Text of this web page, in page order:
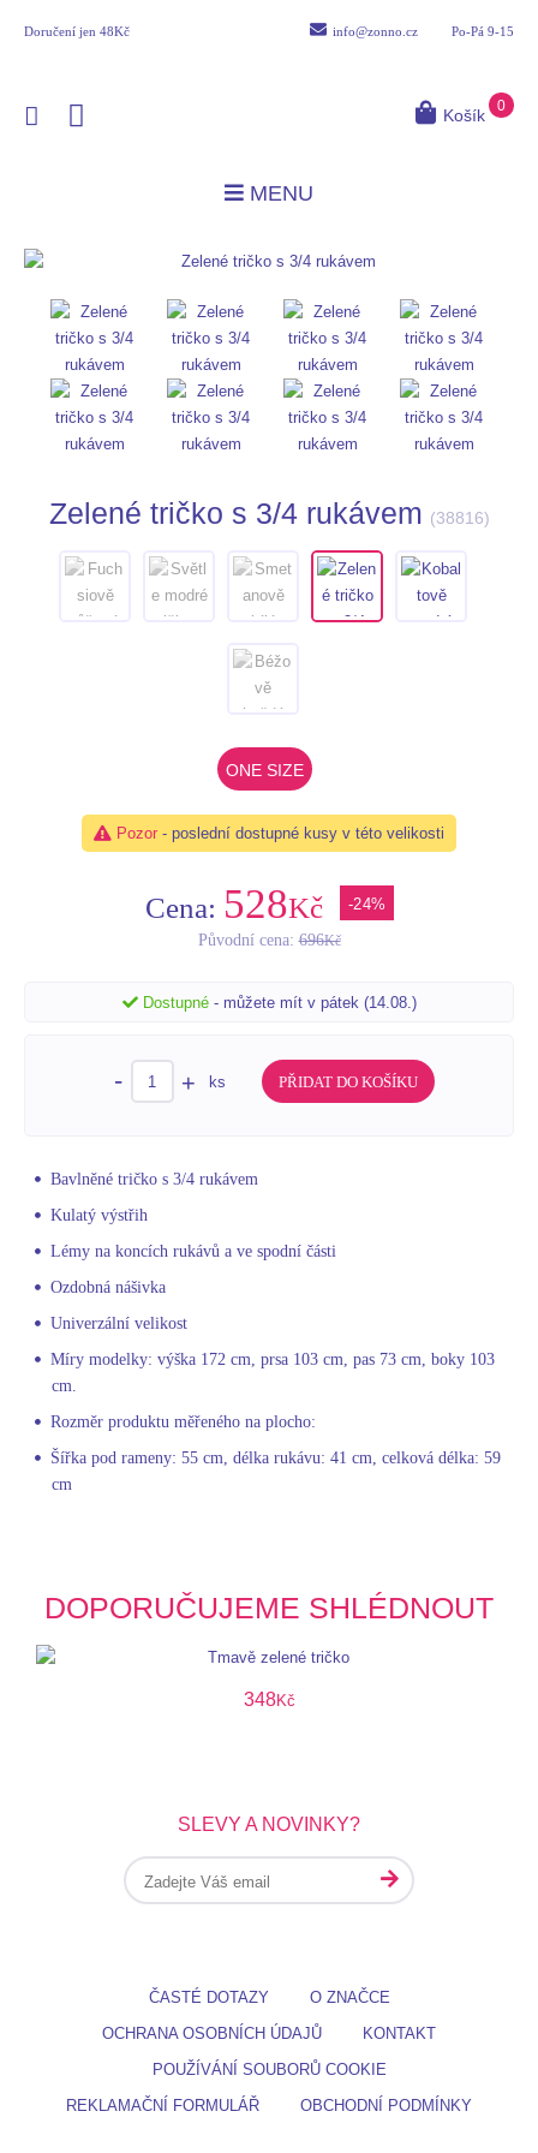
Doručení jen 48Kč info@zonno.cz Po-Pá 9-15
Košík 0
MENU
Zelené tričko s 3/4 rukávem (38816)
ONE SIZE
Pozor - poslední dostupné kusy v této velikosti
Cena: 528Kč
-24%
Původní cena:696Kč
Dostupné- můžete mít v pátek (14.08.)
- + ks PŘIDAT DO KOŠÍKU
Bavlněné tričko s 3/4 rukávem
Kulatý výstřih
Lémy na koncích rukávů a ve spodní části
Ozdobná nášivka
Univerzální velikost
Míry modelky: výška 172 cm, prsa 103 cm, pas 73 cm, boky 103
cm.
Rozměr produktu měřeného na plocho:
Šířka pod rameny: 55 cm, délka rukávu: 41 cm, celková délka: 59
cm
DOPORUČUJEME SHLÉDNOUT
348Kč
SLEVY A NOVINKY?
ČASTÉ DOTAZY
O ZNAČCE
OCHRANA OSOBNÍCH ÚDAJŮ
KONTAKT
POUŽÍVÁNÍ SOUBORŮ COOKIE
REKLAMAČNÍ FORMULÁŘ
OBCHODNÍ PODMÍNKY